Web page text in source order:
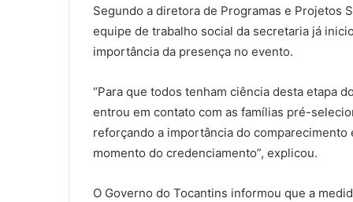
Segundo a diretora de Programas e Projetos
equipe de trabalho social da secretaria já
importância da presença no evento.
“Para que todos tenham ciência desta etapa
entrou em contato com as famílias pré-
reforçando a importância do
momento do credenciamento”, explicou.
O Governo do Tocantins informou que a